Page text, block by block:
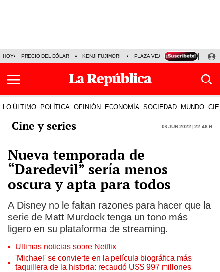
HOY PRECIO DEL DÓLAR KENJI FUJIMORI PLAZA VEA FERIADOS
LO ÚLTIMO POLÍTICA OPINIÓN ECONOMÍA SOCIEDAD MUNDO
Cine y series 06 Jun 2022 | 22:46 h
Nueva temporada de
“Daredevil” sería menos
oscura y apta para todos
A Disney no le faltan razones para hacer que la
serie de Matt Murdock tenga un tono más
ligero en su plataforma de streaming.
Últimas noticias sobre Netflix
'Michael' se convierte en la película biográfica más
taquillera de la historia: recaudó US$ 997 millones